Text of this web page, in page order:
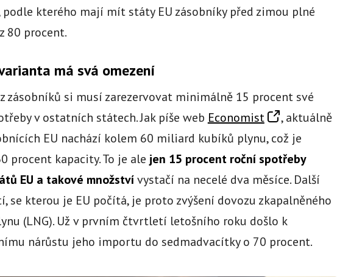
podle kterého mají mít státy EU zásobníky před zimou plné
80 procent.
má svá omezení
zásobníků si musí zarezervovat minimálně 15 procent své
v ostatních státech. Jak píše web Economist
, aktuálně
EU nachází kolem 60 miliard kubíků plynu, což je
procent kapacity. To je ale jen 15 procent roční spotřeby
EU a takové množstvívystačí na necelé dva měsíce. Další
se kterou je EU počítá, je proto zvýšení dovozu zkapalněného
(LNG). Už v prvním čtvrtletí letošního roku došlo k
nárůstu jeho importu do sedmadvacítky o 70 procent.